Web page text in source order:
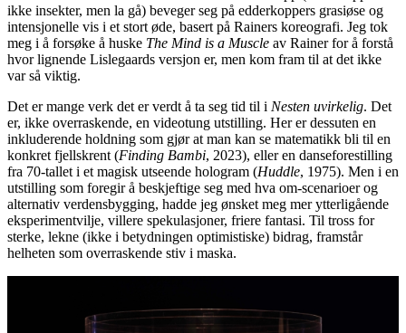
ikke insekter, men la gå) beveger seg på edderkoppers grasiøse og
intensjonelle vis i et stort øde, basert på Rainers koreografi. Jeg tok
meg i å forsøke å huske The Mind is a Muscle av Rainer for å forstå
hvor lignende Lislegaards versjon er, men kom fram til at det ikke
var så viktig.
Det er mange verk det er verdt å ta seg tid til i Nesten uvirkelig. Det
er, ikke overraskende, en videotung utstilling. Her er dessuten en
inkluderende holdning som gjør at man kan se matematikk bli til en
konkret fjellskrent (Finding Bambi, 2023), eller en danseforestilling
fra 70-tallet i et magisk utseende hologram (Huddle, 1975). Men i en
utstilling som foregir å beskjeftige seg med hva om-scenarioer og
alternativ verdensbygging, hadde jeg ønsket meg mer ytterligående
eksperimentvilje, villere spekulasjoner, friere fantasi. Til tross for
sterke, lekne (ikke i betydningen optimistiske) bidrag, framstår
helheten som overraskende stiv i maska.